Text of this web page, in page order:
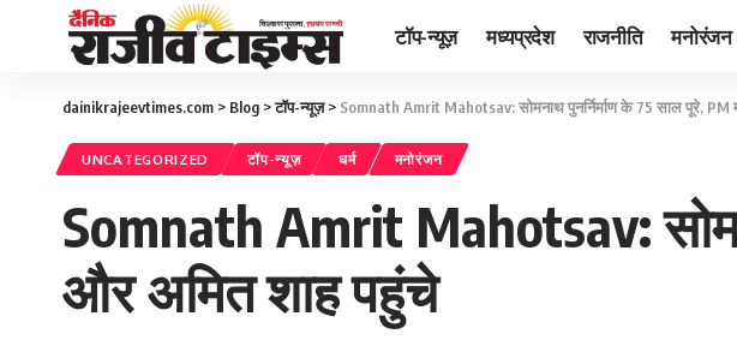
टॉप-न्यूज़ मध्यप्रदेश राजनीति मनोरंजन
dainikrajeevtimes.com > Blog >टॉप-न्यूज़> Somnath Amrit Mahotsav: सोमनाथ पुनर्निर्माण के 75 साल पूरे, PM
UNCATEGORIZED टॉप-न्यूज़ धर्म मनोरंजन
Somnath Amrit Mahotsav:
और अमित शाह पहुंचे